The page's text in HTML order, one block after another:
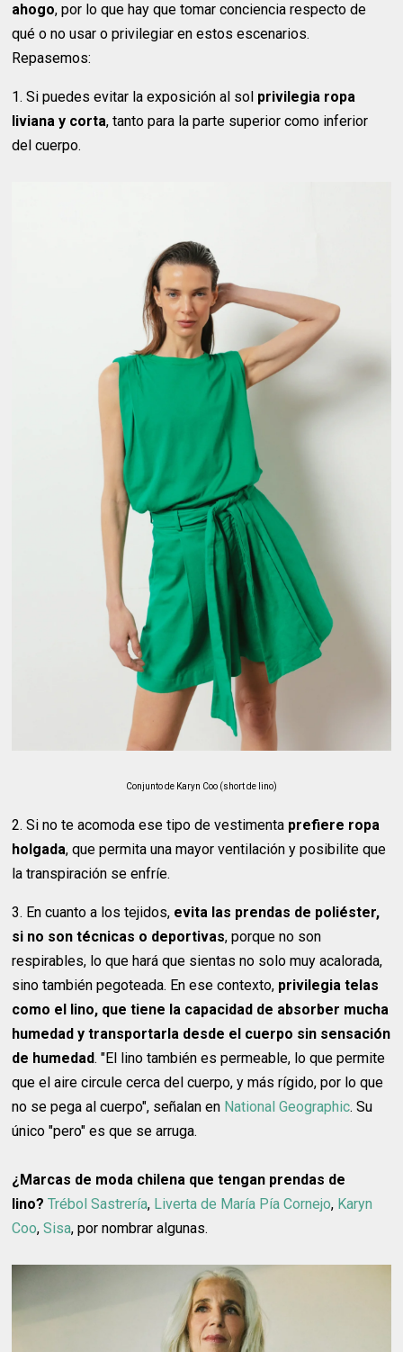
ahogo, por lo que hay que tomar conciencia respecto de
qué o no usar o privilegiar en estos escenarios.
Repasemos:
1. Si puedes evitar la exposición al sol privilegia ropa
liviana y corta, tanto para la parte superior como inferior
del cuerpo.
Conjunto de Karyn Coo (short de lino)
2. Si no te acomoda ese tipo de vestimenta prefiere ropa
holgada, que permita una mayor ventilación y posibilite que
la transpiración se enfríe.
3. En cuanto a los tejidos, evita las prendas de poliéster,
si no son técnicas o deportivas, porque no son
respirables, lo que hará que sientas no solo muy acalorada,
sino también pegoteada. En ese contexto, privilegia telas
como el lino, que tiene la capacidad de absorber mucha
humedad y transportarla desde el cuerpo sin sensación
de humedad. "El lino también es permeable, lo que permite
que el aire circule cerca del cuerpo, y más rígido, por lo que
no se pega al cuerpo", señalan en National Geographic. Su
único "pero" es que se arruga.
¿Marcas de moda chilena que tengan prendas de
lino? Trébol Sastrería, Liverta de María Pía Cornejo, Karyn
Coo,Sisa, por nombrar algunas.